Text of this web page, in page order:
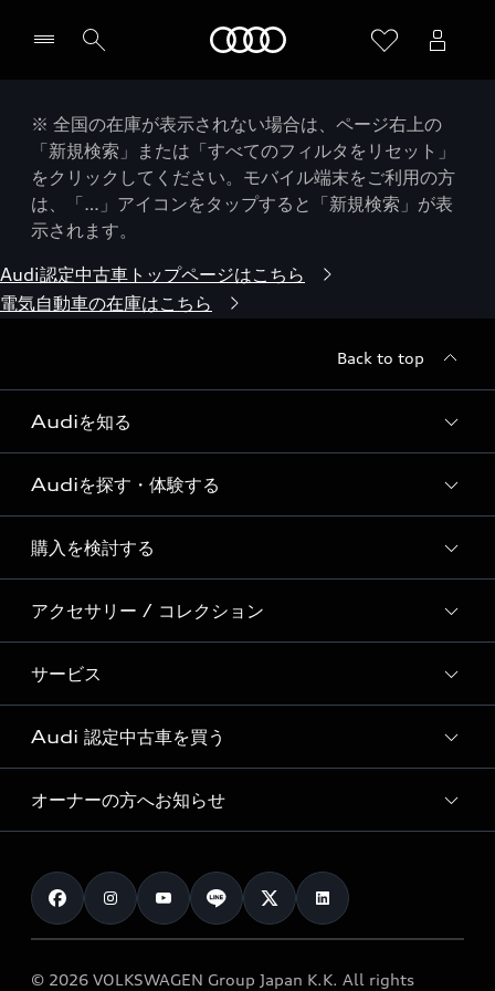
※ 全国の在庫が表示されない場合は、ページ右上の
「新規検索」または「すべてのフィルタをリセット」
をクリックしてください。モバイル端末をご利用の方
は、「…」アイコンをタップすると「新規検索」が表
示されます。
Audi認定中古車トップページはこちら
電気自動車の在庫はこちら
Back to top
Audiを知る
Audi ブランド
Story of Progress
Audi Sport
Formula 1®
デジタルサービス
Audiを探す・体験する
ディーラー検索
新車在庫検索
試乗車・展示車検索
見積り依頼
試乗予約
購入を検討する
モデル一覧
特別仕様モデル / 限定モデル
e-tronラインアップ
価格シミュレーション
車両比較
カタログ一覧
アクセサリー / コレクション
純正アクセサリー
オンラインショップ
Audi collection
アウディナビアプリ
サービス
サービス入庫予約
サービスプログラム
メンテナンス
車検 / 定期点検
e-tronアフターサポート
Audi 認定中古車を買う
Audi認定中古車
クオリティ
保証
メンテナンス
オーナーの方へお知らせ
お知らせ
オーナー様向けキャンペーン
© 2026 VOLKSWAGEN Group Japan K.K. All rights